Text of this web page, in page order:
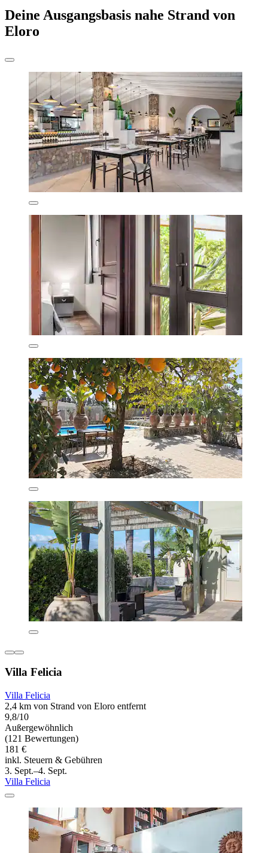
Deine Ausgangsbasis nahe Strand von
Eloro
Villa Felicia
Villa Felicia
2,4 km von Strand von Eloro entfernt
9,8/10
Außergewöhnlich
(121 Bewertungen)
181 €
inkl. Steuern & Gebühren
3. Sept.–4. Sept.
Villa Felicia